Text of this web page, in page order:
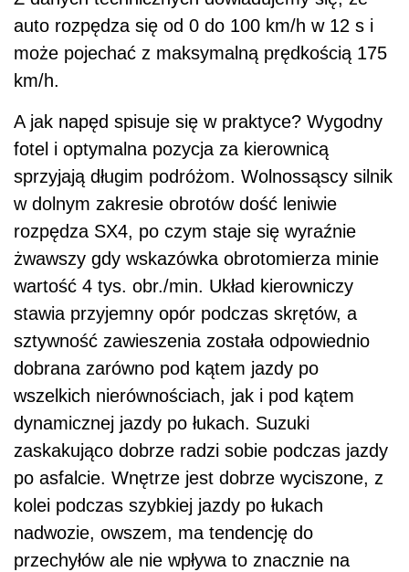
auto rozpędza się od 0 do 100 km/h w 12 s i
może pojechać z maksymalną prędkością 175
km/h.
A jak napęd spisuje się w praktyce? Wygodny
fotel i optymalna pozycja za kierownicą
sprzyjają długim podróżom. Wolnossąscy silnik
w dolnym zakresie obrotów dość leniwie
rozpędza SX4, po czym staje się wyraźnie
żwawszy gdy wskazówka obrotomierza minie
wartość 4 tys. obr./min. Układ kierowniczy
stawia przyjemny opór podczas skrętów, a
sztywność zawieszenia została odpowiednio
dobrana zarówno pod kątem jazdy po
wszelkich nierównościach, jak i pod kątem
dynamicznej jazdy po łukach. Suzuki
zaskakująco dobrze radzi sobie podczas jazdy
po asfalcie. Wnętrze jest dobrze wyciszone, z
kolei podczas szybkiej jazdy po łukach
nadwozie, owszem, ma tendencję do
przechyłów ale nie wpływa to znacznie na